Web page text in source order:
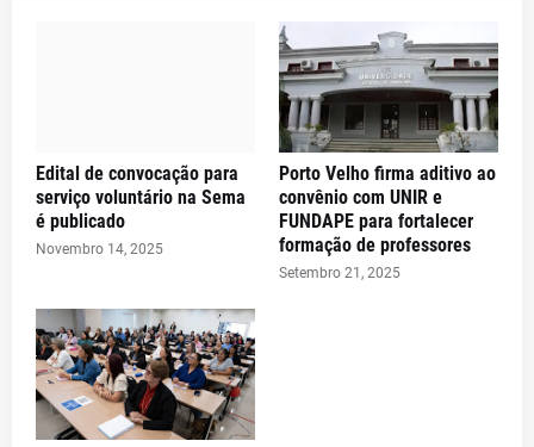
Edital de convocação para
serviço voluntário na Sema
é publicado
Novembro 14, 2025
Porto Velho firma aditivo ao
convênio com UNIR e
FUNDAPE para fortalecer
formação de professores
Setembro 21, 2025